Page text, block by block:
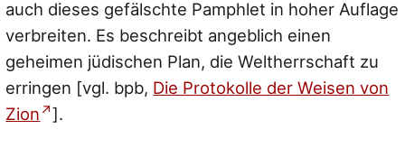
auch dieses gefälschte Pamphlet in hoher Auflage
verbreiten. Es beschreibt angeblich einen
geheimen jüdischen Plan, die Weltherrschaft zu
erringen [vgl. bpb, Die Protokolle der Weisen von
Zion
].